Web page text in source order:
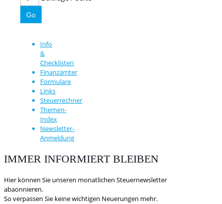
Info
&
Checklisten
Finanzämter
Formulare
Links
Steuerrechner
Themen-
Index
Newsletter-
Anmeldung
IMMER INFORMIERT BLEIBEN
Hier können Sie unseren monatlichen Steuernewsletter
abaonnieren.
So verpassen Sie keine wichtigen Neuerungen mehr.